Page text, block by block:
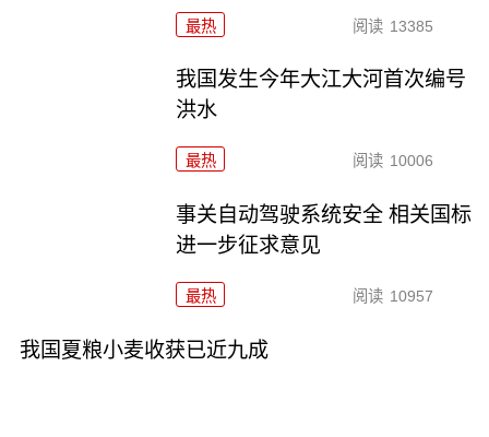
最热 阅读 13385
我国发生今年大江大河首次编号
洪水
最热 阅读 10006
事关自动驾驶系统安全 相关国标
进一步征求意见
最热 阅读 10957
我国夏粮小麦收获已近九成